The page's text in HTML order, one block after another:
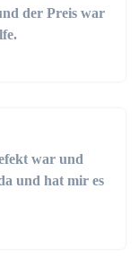
der Preis war
war und
und hat mir es